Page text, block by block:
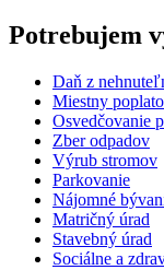
Potrebujem
Daň z
Miestny
Osvedčovanie
Zber odpadov
Výrub stromov
Parkovanie
Nájomné
Matričný úrad
Stavebný úrad
Sociálne a